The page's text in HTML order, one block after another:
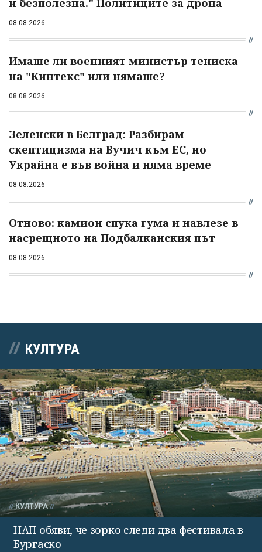
и безполезна." Политиците за дрона
08.08.2026
Имаше ли военният министър тениска
на "Кинтекс" или нямаше?
08.08.2026
Зеленски в Белград: Разбирам
скептицизма на Вучич към ЕС, но
Украйна е във война и няма време
08.08.2026
Отново: камион спука гума и навлезе в
насрещното на Подбалканския път
08.08.2026
КУЛТУРА
КУЛТУРА
НАП обяви, че зорко следи два фестивала в
Бургаско